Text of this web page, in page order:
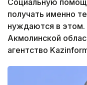
получать именно
нуждаются в этом.
Акмолинской
агентство